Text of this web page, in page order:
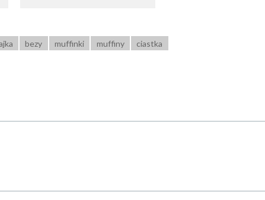
bezy muffinki muffiny ciastka